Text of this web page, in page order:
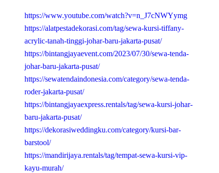
https://www.youtube.com/watch?v=n_J7cNWYymg
https://alatpestadekorasi.com/tag/sewa-kursi-tiffany-
acrylic-tanah-tinggi-johar-baru-jakarta-pusat/
https://bintangjayaevent.com/2023/07/30/sewa-tenda-
johar-baru-jakarta-pusat/
https://sewatendaindonesia.com/category/sewa-tenda-
roder-jakarta-pusat/
https://bintangjayaexpress.rentals/tag/sewa-kursi-johar-
baru-jakarta-pusat/
https://dekorasiweddingku.com/category/kursi-bar-
barstool/
https://mandirijaya.rentals/tag/tempat-sewa-kursi-vip-
kayu-murah/